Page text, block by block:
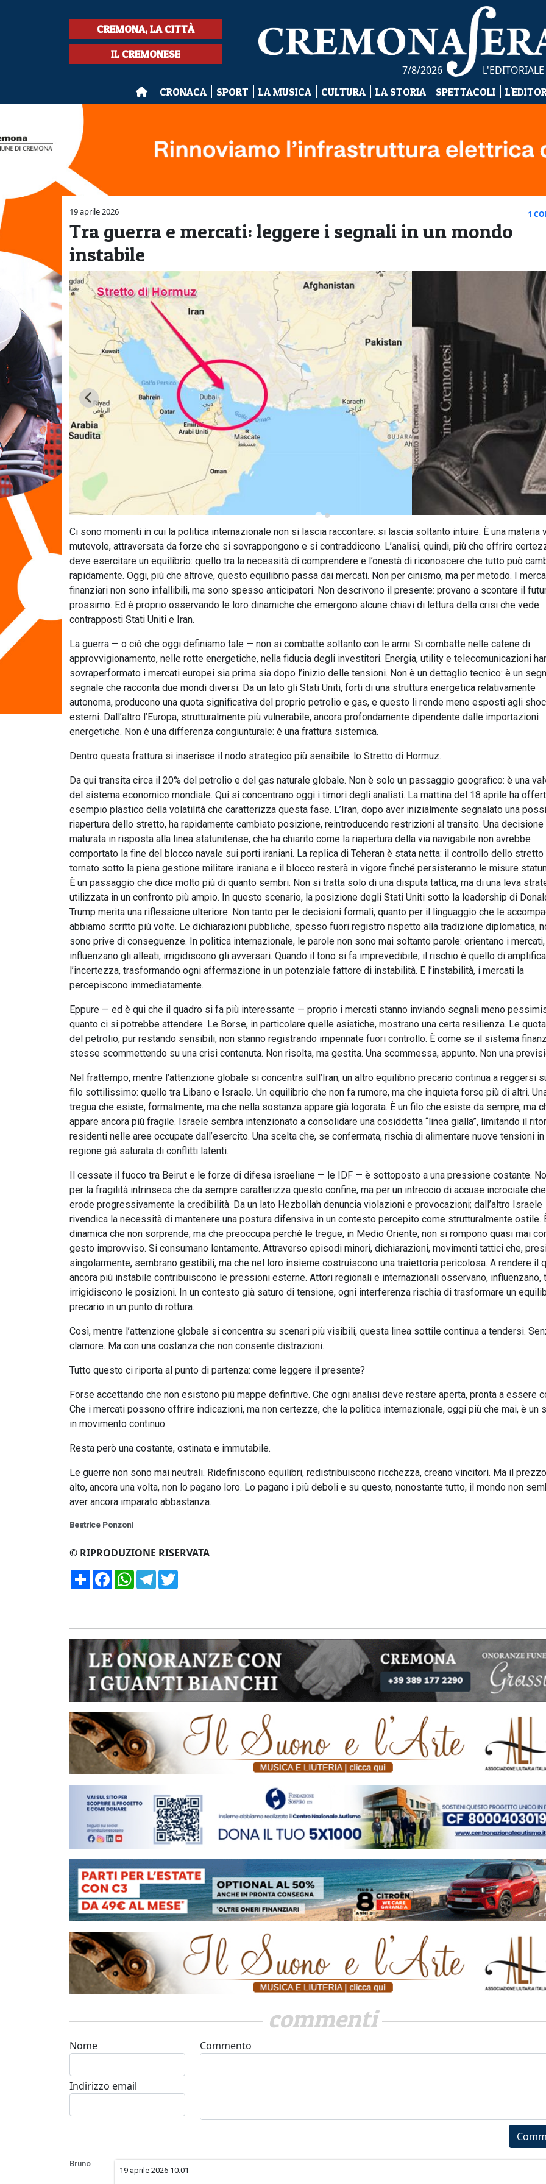
CREMONA, LA CITTÀ
IL CREMONESE
7/8/2026 L'EDITORIALE
CRONACA SPORT LA MUSICA CULTURA LA STORIA SPETTACOLI
19 aprile 2026 1
Tra guerra e mercati: leggere i segnali in un mondo
instabile
Ci sono momenti in cui la politica internazionale non si lascia raccontare: si lascia soltanto intuire. È una materia
mutevole, attraversata da forze che si sovrappongono e si contraddicono. L’analisi, quindi, più che offrire
deve esercitare un equilibrio: quello tra la necessità di comprendere e l’onestà di riconoscere che tutto può
rapidamente. Oggi, più che altrove, questo equilibrio passa dai mercati. Non per cinismo, ma per metodo. I
finanziari non sono infallibili, ma sono spesso anticipatori. Non descrivono il presente: provano a scontare il
prossimo. Ed è proprio osservando le loro dinamiche che emergono alcune chiavi di lettura della crisi che vede
contrapposti Stati Uniti e Iran.
La guerra — o ciò che oggi definiamo tale — non si combatte soltanto con le armi. Si combatte nelle catene di
approvvigionamento, nelle rotte energetiche, nella fiducia degli investitori. Energia, utility e telecomunicazioni
sovraperformato i mercati europei sia prima sia dopo l’inizio delle tensioni. Non è un dettaglio tecnico: è un
segnale che racconta due mondi diversi. Da un lato gli Stati Uniti, forti di una struttura energetica relativamente
autonoma, producono una quota significativa del proprio petrolio e gas, e questo li rende meno esposti agli
esterni. Dall’altro l’Europa, strutturalmente più vulnerabile, ancora profondamente dipendente dalle importazioni
energetiche. Non è una differenza congiunturale: è una frattura sistemica.
Dentro questa frattura si inserisce il nodo strategico più sensibile: lo Stretto di Hormuz.
Da qui transita circa il 20% del petrolio e del gas naturale globale. Non è solo un passaggio geografico: è una
del sistema economico mondiale. Qui si concentrano oggi i timori degli analisti. La mattina del 18 aprile ha
esempio plastico della volatilità che caratterizza questa fase. L’Iran, dopo aver inizialmente segnalato una
riapertura dello stretto, ha rapidamente cambiato posizione, reintroducendo restrizioni al transito. Una decisione
maturata in risposta alla linea statunitense, che ha chiarito come la riapertura della via navigabile non avrebbe
comportato la fine del blocco navale sui porti iraniani. La replica di Teheran è stata netta: il controllo dello stretto
tornato sotto la piena gestione militare iraniana e il blocco resterà in vigore finché persisteranno le misure
È un passaggio che dice molto più di quanto sembri. Non si tratta solo di una disputa tattica, ma di una leva
utilizzata in un confronto più ampio. In questo scenario, la posizione degli Stati Uniti sotto la leadership di
Trump merita una riflessione ulteriore. Non tanto per le decisioni formali, quanto per il linguaggio che le
abbiamo scritto più volte. Le dichiarazioni pubbliche, spesso fuori registro rispetto alla tradizione diplomatica,
sono prive di conseguenze. In politica internazionale, le parole non sono mai soltanto parole: orientano i mercati,
influenzano gli alleati, irrigidiscono gli avversari. Quando il tono si fa imprevedibile, il rischio è quello di
l’incertezza, trasformando ogni affermazione in un potenziale fattore di instabilità. E l’instabilità, i mercati la
percepiscono immediatamente.
Eppure — ed è qui che il quadro si fa più interessante — proprio i mercati stanno inviando segnali meno
quanto ci si potrebbe attendere. Le Borse, in particolare quelle asiatiche, mostrano una certa resilienza. Le
del petrolio, pur restando sensibili, non stanno registrando impennate fuori controllo. È come se il sistema
stesse scommettendo su una crisi contenuta. Non risolta, ma gestita. Una scommessa, appunto. Non una
Nel frattempo, mentre l’attenzione globale si concentra sull’Iran, un altro equilibrio precario continua a reggersi
filo sottilissimo: quello tra Libano e Israele. Un equilibrio che non fa rumore, ma che inquieta forse più di altri.
tregua che esiste, formalmente, ma che nella sostanza appare già logorata. È un filo che esiste da sempre, ma
appare ancora più fragile. Israele sembra intenzionato a consolidare una cosiddetta “linea gialla”, limitando il
residenti nelle aree occupate dall’esercito. Una scelta che, se confermata, rischia di alimentare nuove tensioni in
regione già saturata di conflitti latenti.
Il cessate il fuoco tra Beirut e le forze di difesa israeliane — le IDF — è sottoposto a una pressione costante.
per la fragilità intrinseca che da sempre caratterizza questo confine, ma per un intreccio di accuse incrociate
erode progressivamente la credibilità. Da un lato Hezbollah denuncia violazioni e provocazioni; dall’altro Israele
rivendica la necessità di mantenere una postura difensiva in un contesto percepito come strutturalmente ostile.
dinamica che non sorprende, ma che preoccupa perché le tregue, in Medio Oriente, non si rompono quasi mai
gesto improvviso. Si consumano lentamente. Attraverso episodi minori, dichiarazioni, movimenti tattici che,
singolarmente, sembrano gestibili, ma che nel loro insieme costruiscono una traiettoria pericolosa. A rendere il
ancora più instabile contribuiscono le pressioni esterne. Attori regionali e internazionali osservano, influenzano,
irrigidiscono le posizioni. In un contesto già saturo di tensione, ogni interferenza rischia di trasformare un
precario in un punto di rottura.
Così, mentre l’attenzione globale si concentra su scenari più visibili, questa linea sottile continua a tendersi.
clamore. Ma con una costanza che non consente distrazioni.
Tutto questo ci riporta al punto di partenza: come leggere il presente?
Forse accettando che non esistono più mappe definitive. Che ogni analisi deve restare aperta, pronta a essere
Che i mercati possono offrire indicazioni, ma non certezze, che la politica internazionale, oggi più che mai, è un
in movimento continuo.
Resta però una costante, ostinata e immutabile.
Le guerre non sono mai neutrali. Ridefiniscono equilibri, redistribuiscono ricchezza, creano vincitori. Ma il
alto, ancora una volta, non lo pagano loro. Lo pagano i più deboli e su questo, nonostante tutto, il mondo non
aver ancora imparato abbastanza.
Beatrice Ponzoni
© RIPRODUZIONE RISERVATA
CondividiFacebookWhatsApp
Telegram
commenti
Nome
Indirizzo email
Commento
Bruno
19 aprile 2026 10:01